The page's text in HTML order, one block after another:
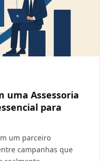
uma Assessoria
para
um parceiro
campanhas que